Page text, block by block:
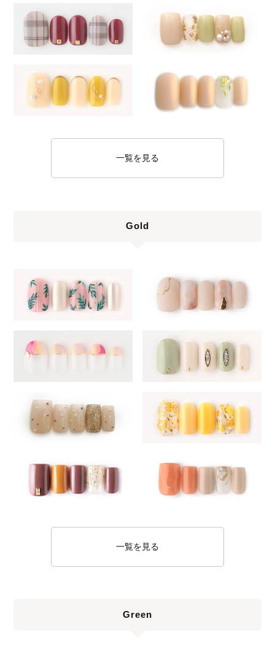
一覧を見る
Gold
一覧を見る
Green